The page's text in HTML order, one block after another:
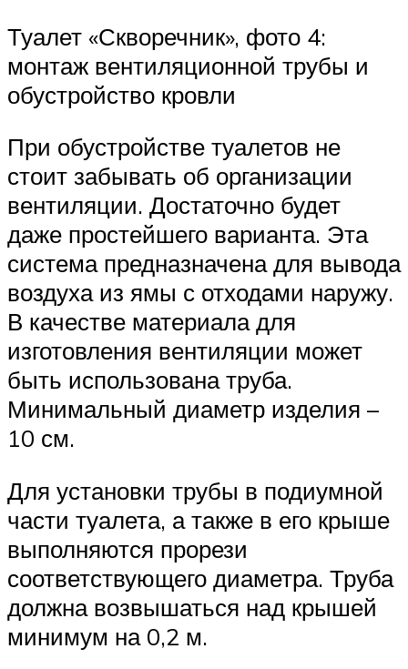
Туалет «Скворечник», фото 4:
монтаж вентиляционной трубы и
обустройство кровли
При обустройстве туалетов не
стоит забывать об организации
вентиляции. Достаточно будет
даже простейшего варианта. Эта
система предназначена для вывода
воздуха из ямы с отходами наружу.
В качестве материала для
изготовления вентиляции может
быть использована труба.
Минимальный диаметр изделия –
10 см.
Для установки трубы в подиумной
части туалета, а также в его крыше
выполняются прорези
соответствующего диаметра. Труба
должна возвышаться над крышей
минимум на 0,2 м.